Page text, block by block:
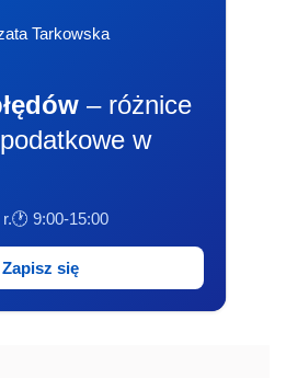
Tarkowska
– różnice
w
🕐 9:00-15:00
Zapisz się